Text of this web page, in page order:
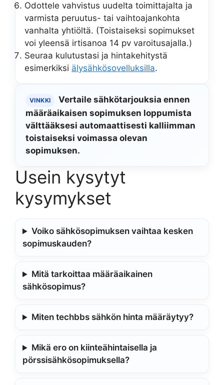
Odottele vahvistus uudelta toimittajalta ja
varmista peruutus- tai vaihtoajankohta
vanhalta yhtiöltä. (Toistaiseksi sopimukset
voi yleensä irtisanoa 14 pv varoitusajalla.)
Seuraa kulutustasi ja hintakehitystä
esimerkiksi älysähkösovelluksilla.
VINKKI
Vertaile sähkötarjouksia ennen
määräaikaisen sopimuksen loppumista
välttääksesi automaattisesti kalliimman
toistaiseksi voimassa olevan
sopimuksen.
Usein kysytyt
kysymykset
Voiko sähkösopimuksen vaihtaa kesken
sopimuskauden?
Mitä tarkoittaa määräaikainen
sähkösopimus?
Miten techbbs sähkön hinta määräytyy?
Mikä ero on kiinteähintaisella ja
pörssisähkösopimuksella?